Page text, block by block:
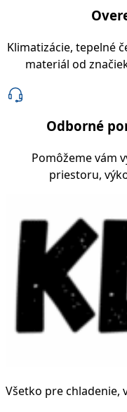
Klimatizácie, tepelné
materiál od
Odborné
Pomôžeme vám
priestoru,
Všetko pre chladenie,